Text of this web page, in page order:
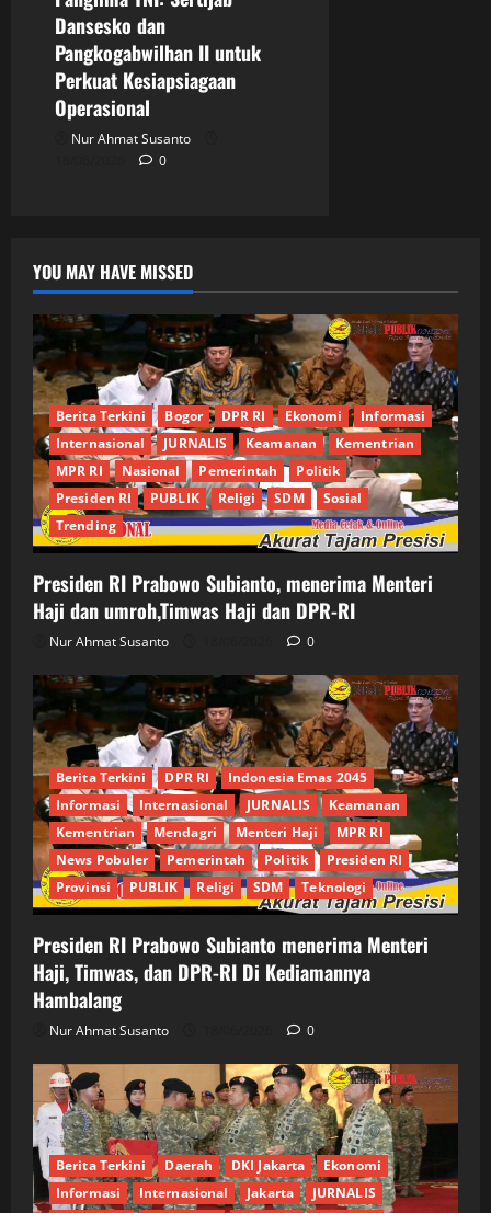
Dansesko dan
Pangkogabwilhan II untuk
Perkuat Kesiapsiagaan
Operasional
Nur Ahmat Susanto
0
YOU MAY HAVE MISSED
Berita Terkini Bogor DPR RI Ekonomi
Informasi
Internasional
JURNALIS Keamanan
Kementrian
MPR RI
Nasional Pemerintah
Politik
Presiden RI
PUBLIK Religi SDM
Sosial
Trending
Presiden RI Prabowo Subianto, menerima Menteri
Haji dan umroh,Timwas Haji dan DPR-RI
Nur Ahmat Susanto 0
Berita Terkini DPR RI
Indonesia Emas 2045
Informasi
Internasional JURNALIS
Keamanan
Kementrian
Mendagri Menteri Haji
MPR RI
News Pobuler
Pemerintah Politik
Presiden RI
Provinsi
PUBLIK Religi SDM Teknologi
Presiden RI Prabowo Subianto menerima Menteri
Haji, Timwas, dan DPR-RI Di Kediamannya
Hambalang
Nur Ahmat Susanto 0
Berita Terkini Daerah DKI Jakarta
Ekonomi
Informasi
Internasional Jakarta
JURNALIS